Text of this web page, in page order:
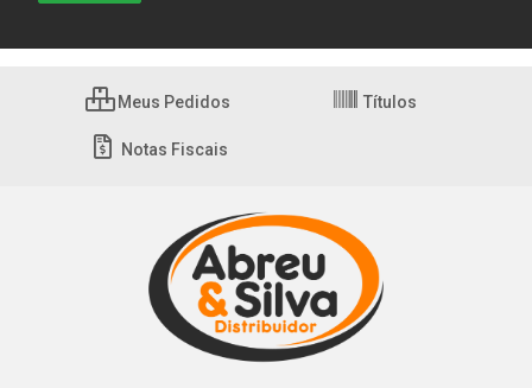
Meus Pedidos Títulos
Notas Fiscais